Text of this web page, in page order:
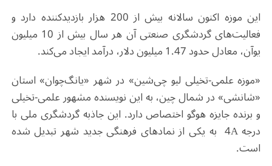
این موزه اکنون سالانه بیش از 200 هزار بازدیدکننده دارد و
فعالیت‌های گردشگری صنعتی آن هر سال بیش از 10 میلیون
یوآن، معادل حدود 1.47 میلیون دلار، درآمد ایجاد می‌کند.
«موزه علمی‌-تخیلی لیو چی‌شین» در شهر «یانگ‌چوان» استان
«شانشی» در شمال چین، به این نویسنده مشهور علمی‌-تخیلی
و برنده جایزه هوگو اختصاص دارد. این جاذبه گردشگری ملی با
درجه 4A به یکی از نمادهای فرهنگی جدید شهر تبدیل شده
است.